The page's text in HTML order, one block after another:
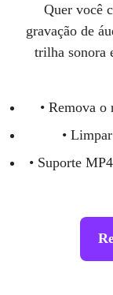
Quer você
gravação de
trilha sonora
• Remova
•
• Suporte